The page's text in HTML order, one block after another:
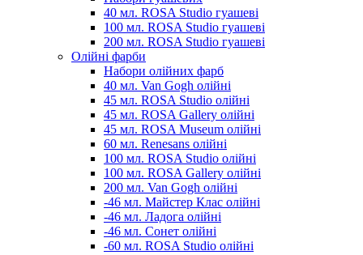
40 мл. ROSA Studio гуашеві
100 мл. ROSA Studio гуашеві
200 мл. ROSA Studio гуашеві
Олійні фарби
Набори олійних фарб
40 мл. Van Gogh олійні
45 мл. ROSA Studio олійні
45 мл. ROSA Gallery олійні
45 мл. ROSA Museum олійні
60 мл. Renesans олійні
100 мл. ROSA Studio олійні
100 мл. ROSA Gallery олійні
200 мл. Van Gogh олійні
-46 мл. Майстер Клас олійні
-46 мл. Ладога олійні
-46 мл. Сонет олійні
-60 мл. ROSA Studio олійні